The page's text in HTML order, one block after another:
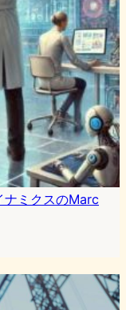
ナミクスのMarc